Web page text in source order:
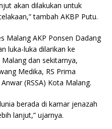
akan dilakukan untuk
tambah AKBP Putu.
Malang AKP Ponsen Dadang
luka-luka dilarikan ke
dan sekitarnya,
Medika, RS Prima
(RSSA) Kota Malang.
berada di kamar jenazah
lanjut,” ujarnya.